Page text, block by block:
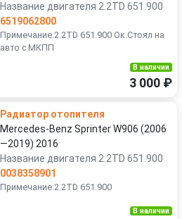
Название двигателя 2.2TD 651.900
6519062800
Примечание:2.2TD 651.900 Ок.Стоял на
авто с МКПП
В наличии
3 000 ₽
Радиатор отопителя
Mercedes-Benz Sprinter W906 (2006
—2019) 2016
Название двигателя 2.2TD 651.900
0038358901
Примечание:2.2TD 651.900
В наличии